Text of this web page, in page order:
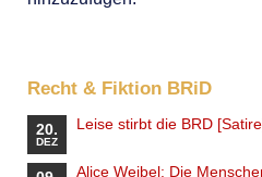
Recht & Fiktion BRiD
20.
DEZ
Leise stirbt die BRD
Alice Weibel: Die